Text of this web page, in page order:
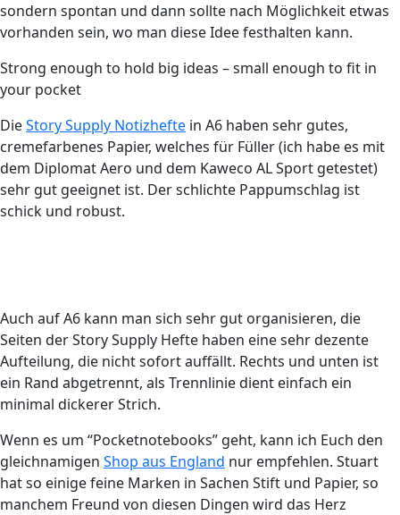
sondern spontan und dann sollte nach Möglichkeit etwas
vorhanden sein, wo man diese Idee festhalten kann.
Strong enough to hold big ideas – small enough to fit in
your pocket
DieStory Supply Notizhefte in A6 haben sehr gutes,
cremefarbenes Papier, welches für Füller (ich habe es mit
dem Diplomat Aero und dem Kaweco AL Sport getestet)
sehr gut geeignet ist. Der schlichte Pappumschlag ist
schick und robust.
Auch auf A6 kann man sich sehr gut organisieren, die
Seiten der Story Supply Hefte haben eine sehr dezente
Aufteilung, die nicht sofort auffällt. Rechts und unten ist
ein Rand abgetrennt, als Trennlinie dient einfach ein
minimal dickerer Strich.
Wenn es um “Pocketnotebooks” geht, kann ich Euch den
gleichnamigen Shop aus England nur empfehlen. Stuart
hat so einige feine Marken in Sachen Stift und Papier, so
manchem Freund von diesen Dingen wird das Herz